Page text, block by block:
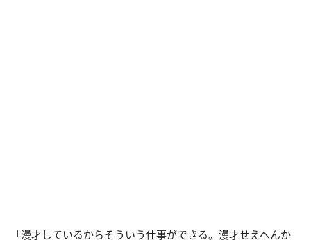
「漫才しているからそういう仕事ができる。漫才せえへんか